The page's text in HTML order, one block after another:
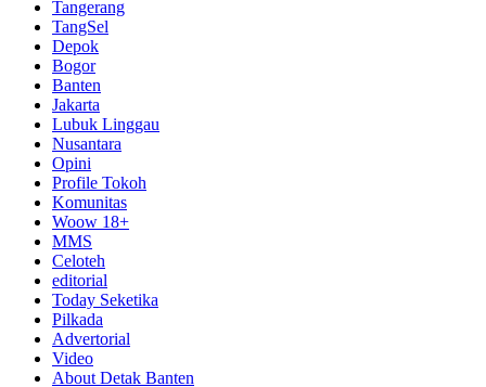
Tangerang
TangSel
Depok
Bogor
Banten
Jakarta
Lubuk Linggau
Nusantara
Opini
Profile Tokoh
Komunitas
Woow 18+
MMS
Celoteh
editorial
Today Seketika
Pilkada
Advertorial
Video
About Detak Banten